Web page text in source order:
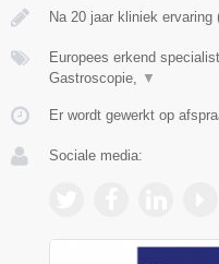
Na 20 jaar kliniek
Europees erkend
Gastroscopie, ▼
Er wordt gewerkt op
Sociale media: